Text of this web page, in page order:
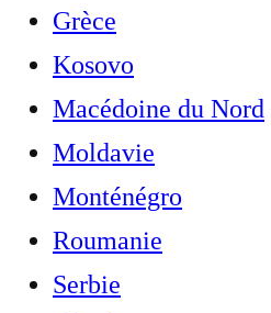
Grèce
Kosovo
Macédoine du Nord
Moldavie
Monténégro
Roumanie
Serbie